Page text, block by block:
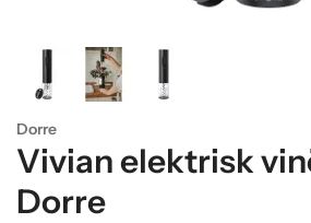
Dorre
Vivian elektrisk
Dorre